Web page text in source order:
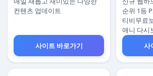
컨텐츠 업데이트
사이트 바로가기
순위 1등
티비무료
애니 다시
사